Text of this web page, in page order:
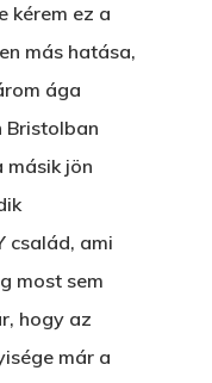
kérem ez a
más hatása,
ága
Bristolban
másik jön
család, ami
most sem
hogy az
már a